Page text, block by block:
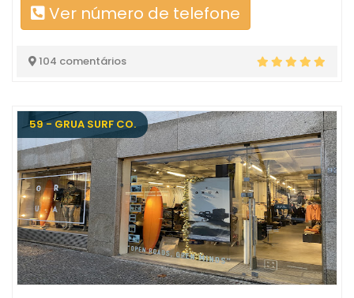
Ver número de telefone
104 comentários
59 - GRUA SURF CO.